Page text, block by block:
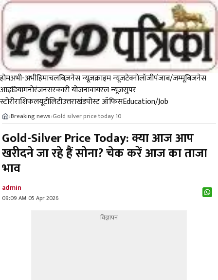
होमअभी-अभीहिमाचलबिज़नेस न्यूज़क्राइम न्यूजटेक्नोलॉजीपंजाब/जम्मूबिजनेस
आइडियामनोरंजनसरकारी योजनावायरल न्यूज़सुपर
स्टोरीराशिफलयूटीलिटीउत्तराखंडपोस्ट ऑफिसEducation/Job
›Breaking news›Gold silver price today 10
Gold-Silver Price Today: क्या आज आप
खरीदने जा रहे हैं सोना? चेक करें आज का ताजा
भाव
admin
09:09 AM 05 Apr 2026
विज्ञापन